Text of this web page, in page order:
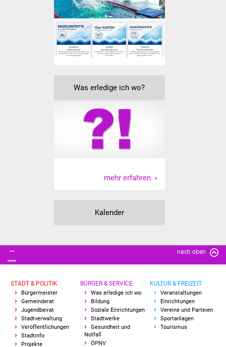
Familien
Familientreff
Schülerferienprogramm
Migration und Integration
Freundeskreis Asyl
Wohnen
Wirtschaft
Haushalt & Infos
Wirtschaftsförderung
Was erledige ich wo?
mehr erfahren
Kalender
nach oben
STADT & POLITIK
Bürgermeister
Gemeinderat
Jugendbeirat
Stadtverwaltung
Veröffentlichungen
Stadtinfo
Projekte
BÜRGER & SERVICE
Was erledige ich wo
Bildung
Soziale Einrichtungen
Stadtwerke
Gesundheit und
Notfall
ÖPNV
KULTUR & FREIZEIT
Veranstaltungen
Einrichtungen
Vereine und Parteien
Sportanlagen
Tourismus